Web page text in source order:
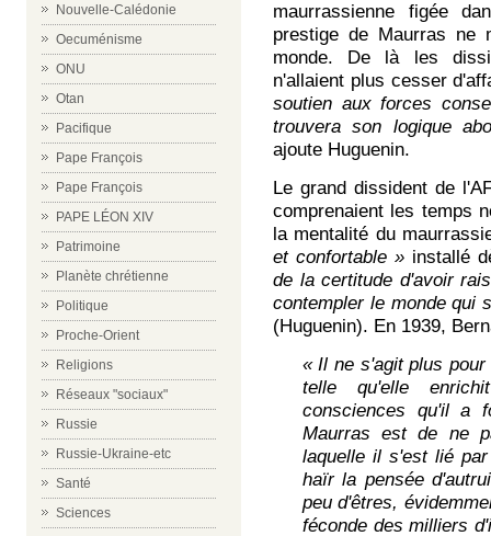
Nouvelle-Calédonie
Oecuménisme
ONU
Otan
Pacifique
Pape François
Pape François
PAPE LÉON XIV
Patrimoine
Planète chrétienne
Politique
Proche-Orient
Religions
Réseaux "sociaux"
Russie
Russie-Ukraine-etc
Santé
Sciences
maurrassienne figée
prestige de Maurras ne
monde. De là les
n'allaient plus cesser
soutien aux forces
trouvera son logique
ajoute Huguenin.
Le grand dissident de
comprenaient les temps
la mentalité du
et confortable » installé
de la certitude d'avoir
contempler le monde qui
(Huguenin). En 1939,
« Il ne s'agit plus
telle qu'elle
consciences qu'il a
Maurras est de ne
laquelle il s'est lié
haïr la pensée
peu d'êtres,
féconde des milliers